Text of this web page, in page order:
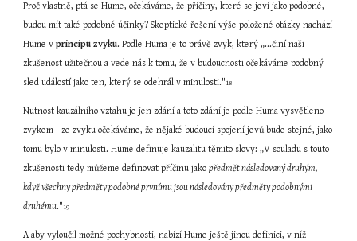
Proč vlastně, ptá se Hume, očekáváme, že příčiny, které se jeví jako podobné,
budou mít také podobné účinky? Skeptické řešení výše položené otázky nachází
Hume v principu zvyku. Podle Huma je to právě zvyk, který „...činí naši
zkušenost užitečnou a vede nás k tomu, že v budoucnosti očekáváme podobný
sled událostí jako ten, který se odehrál v minulosti."18
Nutnost kauzálního vztahu je jen zdání a toto zdání je podle Huma vysvětleno
zvykem - ze zvyku očekáváme, že nějaké budoucí spojení jevů bude stejné, jako
tomu bylo v minulosti. Hume definuje kauzalitu těmito slovy: „V souladu s touto
zkušenosti tedy můžeme definovat příčinu jako předmět následovaný druhým,
když všechny předměty podobné prvnímu jsou následovány předměty podobnými
druhému."19
A aby vyloučil možné pochybnosti, nabízí Hume ještě jinou definici, v níž